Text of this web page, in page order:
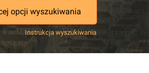
opcji wyszukiwania
Instrukcja wyszukiwania